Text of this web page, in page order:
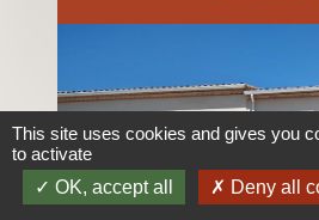
This site uses cookies and gives you
to activate
OK, accept all
Deny all